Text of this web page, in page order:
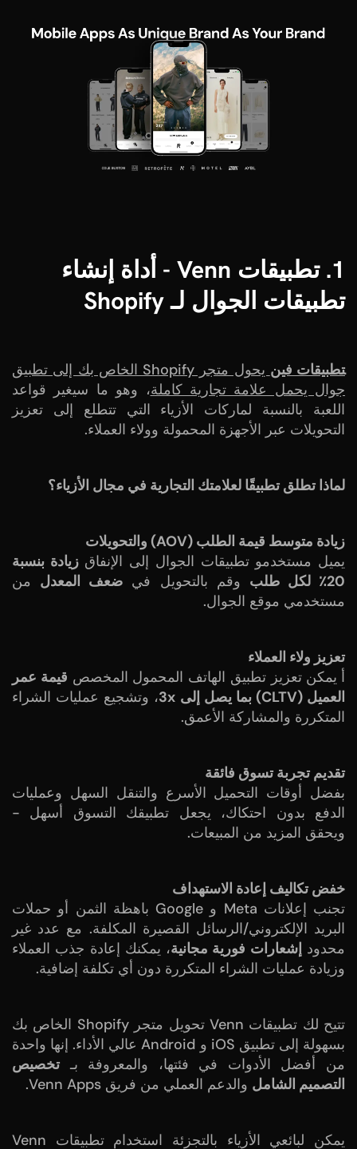
1. تطبيقات Venn - أداة إنشاء
تطبيقات الجوال لـ Shopify
تطبيقات فين
يحول متجر Shopify الخاص بك إلى تطبيق
جوال يحمل علامة تجارية كاملة، وهو ما سيغير قواعد
اللعبة بالنسبة لماركات الأزياء التي تتطلع إلى تعزيز
التحويلات عبر الأجهزة المحمولة وولاء العملاء.
لماذا تطلق تطبيقًا لعلامتك التجارية في مجال الأزياء؟
زيادة متوسط قيمة الطلب (AOV) والتحويلات
يميل مستخدمو تطبيقات الجوال إلى الإنفاقزيادة بنسبة
20٪ لكل طلب
وقم بالتحويل في ضعف المعدل من
مستخدمي موقع الجوال.
تعزيز ولاء العملاء
أ يمكن تعزيز تطبيق الهاتف المحمول المخصص قيمة عمر
العميل (CLTV) بما يصل إلى 3x
، وتشجيع عمليات الشراء
المتكررة والمشاركة الأعمق.
تقديم تجربة تسوق فائقة
بفضل أوقات التحميل الأسرع والتنقل السهل وعمليات
الدفع بدون احتكاك، يجعل تطبيقك التسوق أسهل -
ويحقق المزيد من المبيعات.
خفض تكاليف إعادة الاستهداف
تجنب إعلانات Meta و Google باهظة الثمن أو حملات
البريد الإلكتروني/الرسائل القصيرة المكلفة. مع عدد غير
محدودإشعارات فورية مجانية، يمكنك إعادة جذب العملاء
وزيادة عمليات الشراء المتكررة دون أي تكلفة إضافية.
تتيح لك تطبيقات Venn تحويل متجر Shopify الخاص بك
بسهولة إلى تطبيق iOS و Android عالي الأداء. إنها واحدة
من أفضل الأدوات في فئتها، والمعروفة بـ تخصيص
التصميم الشامل والدعم العملي من فريق Venn Apps.
يمكن لبائعي الأزياء بالتجزئة استخدام تطبيقات Venn